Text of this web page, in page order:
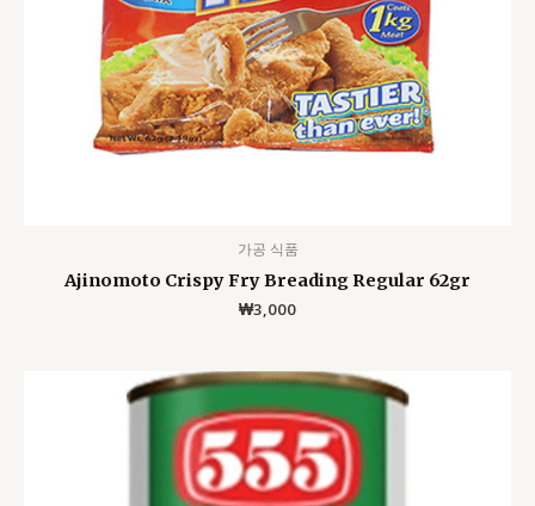
가공 식품
Ajinomoto Crispy Fry Breading Regular 62gr
₩3,000